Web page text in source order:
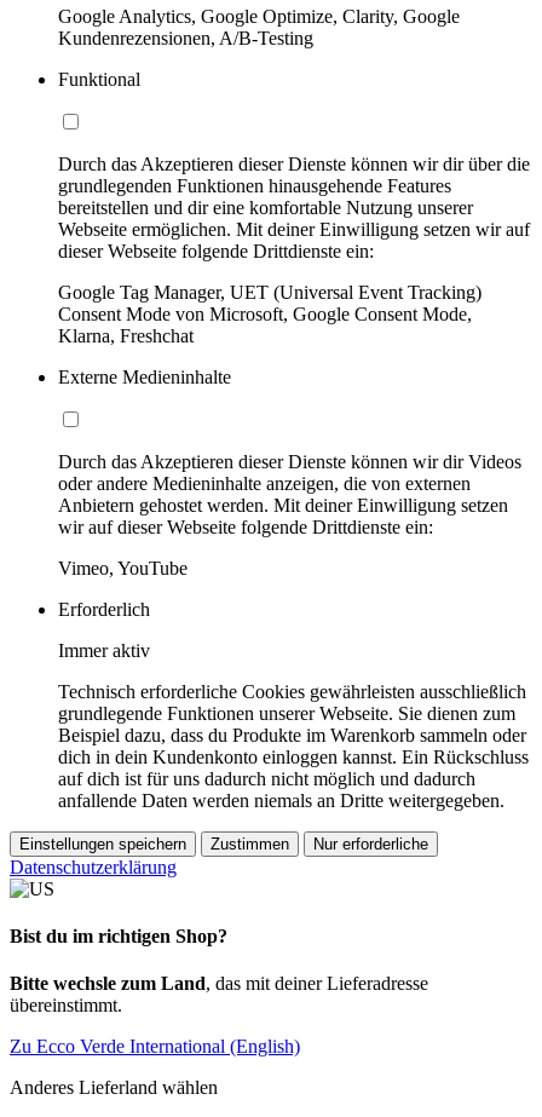
Google Analytics, Google Optimize, Clarity, Google
Kundenrezensionen, A/B-Testing
Funktional
Durch das Akzeptieren dieser Dienste können wir dir über die
grundlegenden Funktionen hinausgehende Features
bereitstellen und dir eine komfortable Nutzung unserer
Webseite ermöglichen. Mit deiner Einwilligung setzen wir auf
dieser Webseite folgende Drittdienste ein:
Google Tag Manager, UET (Universal Event Tracking)
Consent Mode von Microsoft, Google Consent Mode,
Klarna, Freshchat
Externe Medieninhalte
Durch das Akzeptieren dieser Dienste können wir dir Videos
oder andere Medieninhalte anzeigen, die von externen
Anbietern gehostet werden. Mit deiner Einwilligung setzen
wir auf dieser Webseite folgende Drittdienste ein:
Vimeo, YouTube
Erforderlich
Immer aktiv
Technisch erforderliche Cookies gewährleisten ausschließlich
grundlegende Funktionen unserer Webseite. Sie dienen zum
Beispiel dazu, dass du Produkte im Warenkorb sammeln oder
dich in dein Kundenkonto einloggen kannst. Ein Rückschluss
auf dich ist für uns dadurch nicht möglich und dadurch
anfallende Daten werden niemals an Dritte weitergegeben.
Einstellungen speichern Zustimmen Nur erforderliche
Datenschutzerklärung
Bist du im richtigen Shop?
Bitte wechsle zum Land, das mit deiner Lieferadresse
übereinstimmt.
Zu Ecco Verde International (English)
Anderes Lieferland wählen